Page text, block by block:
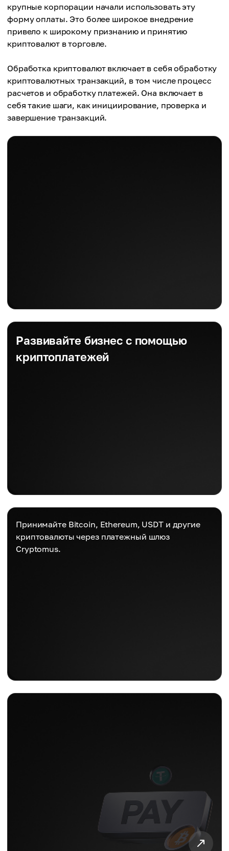
крупные корпорации начали использовать эту
форму оплаты. Это более широкое внедрение
привело к широкому признанию и принятию
криптовалют в торговле.
Обработка криптовалют включает в себя обработку
криптовалютных транзакций, в том числе процесс
расчетов и обработку платежей. Она включает в
себя такие шаги, как инициирование, проверка и
завершение транзакций.
Развивайте бизнес с помощью
криптоплатежей
Принимайте Bitcoin, Ethereum, USDT и другие
криптовалюты через платежный шлюз
Cryptomus.